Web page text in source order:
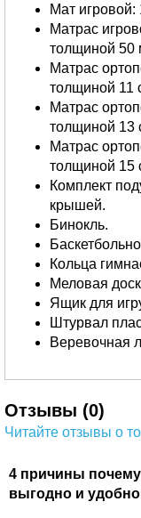
Мат
Матрас
толщиной 50
Матрас
толщиной 11
Матрас
толщиной 13
Матрас
толщиной 15
Комплект
крышей.
Бинокль.
Кольца
Меловая
Ящик для
Штурвал
Веревочная
Отзывы (0)
Читайте отзывы о
4 причины почему
выгодно и удобно